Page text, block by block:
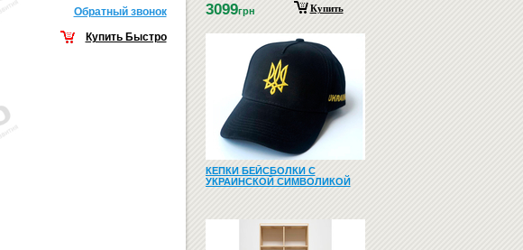
Обратный звонок
Купить Быстро
3099грн Купить
КЕПКИ БЕЙСБОЛКИ С
УКРАИНСКОЙ СИМВОЛИКОЙ